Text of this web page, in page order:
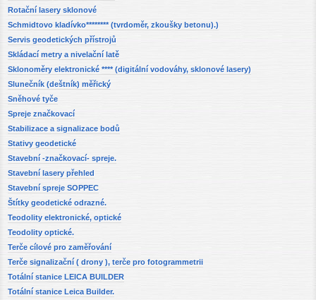
Rotační lasery sklonové
Schmidtovo kladívko******** (tvrdoměr, zkoušky betonu).)
Servis geodetických přístrojů
Skládací metry a nivelační latě
Sklonoměry elektronické **** (digitální vodováhy, sklonové lasery)
Slunečník (deštník) měřický
Sněhové tyče
Spreje značkovací
Stabilizace a signalizace bodů
Stativy geodetické
Stavební -značkovací- spreje.
Stavební lasery přehled
Stavební spreje SOPPEC
Štítky geodetické odrazné.
Teodolity elektronické, optické
Teodolity optické.
Terče cílové pro zaměřování
Terče signalizační ( drony ), terče pro fotogrammetrii
Totální stanice LEICA BUILDER
Totální stanice Leica Builder.